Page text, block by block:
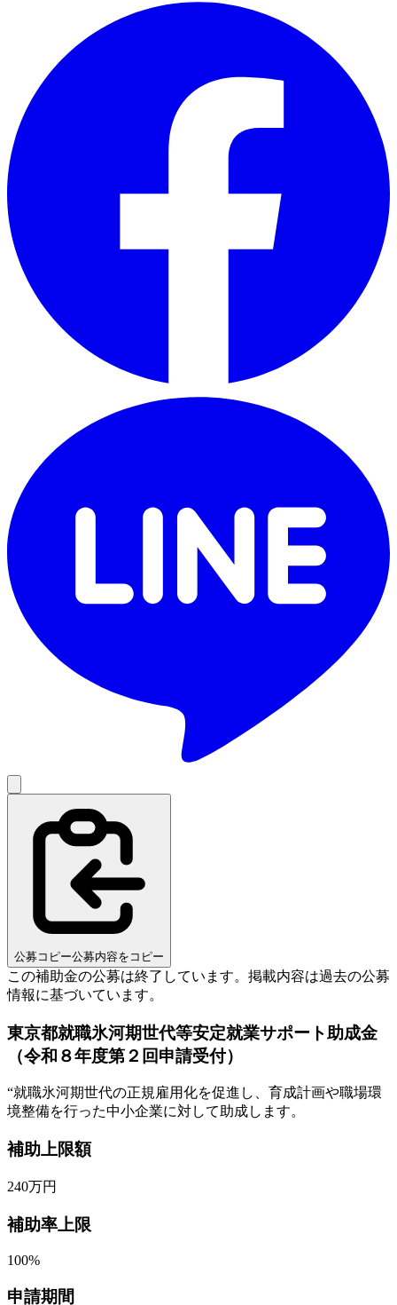
公募コピー公募内容をコピー
この補助金の公募は終了しています。 掲載内容は過去の公募
情報に基づいています。
東京都就職氷河期世代等安定就業サポート助成金
（令和８年度第２回申請受付）
“就職氷河期世代の正規雇用化を促進し、育成計画や職場環
境整備を行った中小企業に対して助成します。
補助上限額
240万円
補助率上限
100%
申請期間